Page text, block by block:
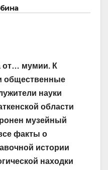
от… мумии. К
общественные
науки
области
музейный
факты о
истории
находки